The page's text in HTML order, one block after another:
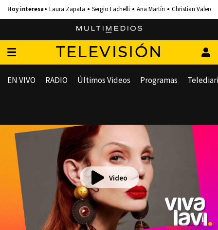
Laura Zapata Sergio Fachelli Ana Martín Christian Valero
TELEVISIÓN
EN VIVO RADIO Últimos Videos Programas
Video